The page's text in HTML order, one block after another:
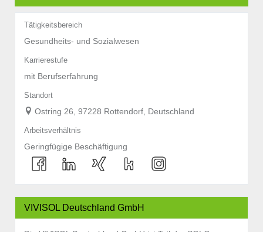
Tätigkeitsbereich
Gesundheits- und Sozialwesen
Karrierestufe
mit Berufserfahrung
Standort
Ostring 26, 97228 Rottendorf, Deutschland
Arbeitsverhältnis
Geringfügige Beschäftigung
VIVISOL Deutschland GmbH